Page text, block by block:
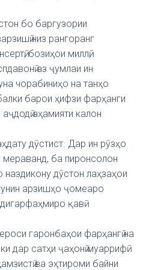
бо баргузории
низ рангоранг
бозиҳои миллӣ,
аз ҷумлаи ин
чорабиниҳо на танҳо
барои ҳифзи фарҳанги
аҳамияти калон
дӯстист. Дар ин рӯзҳо
ба пиронсолон
дӯстон лаҳзаҳои
арзишҳо ҷомеаро
қавӣ
гаронбаҳои фарҳангӣ на
дар сатҳи ҷаҳонӣ муаррифӣ
ва эҳтироми байни